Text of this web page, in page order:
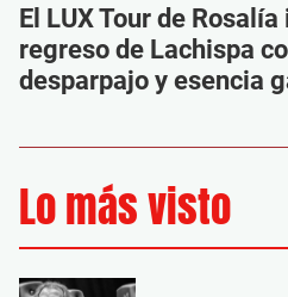
El LUX Tour de Rosalía
regreso de Lachispa
desparpajo y esencia
Lo más visto